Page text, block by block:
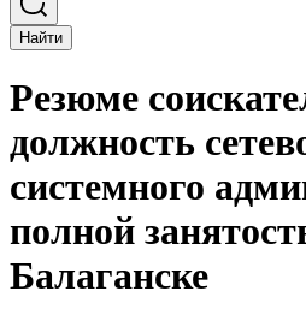
Найти
Резюме
должность
системного
полной
Балаганске